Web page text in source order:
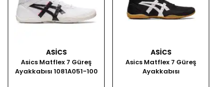
ASICS
Asics Matflex 7 Güreş
Ayakkabısı 1081A051-100
ASICS
Asics Matflex 7 Güreş
Ayakkabısı